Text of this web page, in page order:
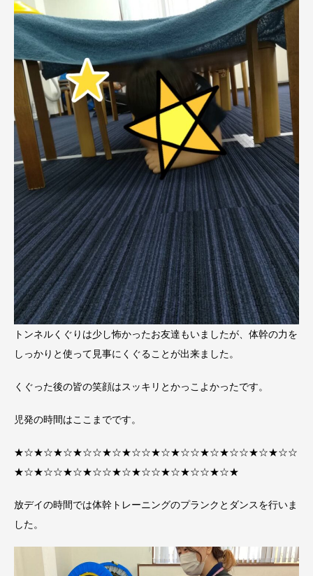
トンネルくぐりは少し怖かったお友達もいましたが、体幹の力を
しっかりと使って見事にくぐることが出来ました。
くぐった後の皆の笑顔はスッキリとかっこよかったです。
児発の時間はここまでです。
★☆★☆★☆★☆☆★☆★☆☆★☆★☆☆★☆★☆☆★☆★☆☆
★☆★☆☆★☆★☆☆★☆★☆☆★☆★☆☆★☆★
放デイの時間では体幹トレーニングのプランクとダンスを行いま
した。